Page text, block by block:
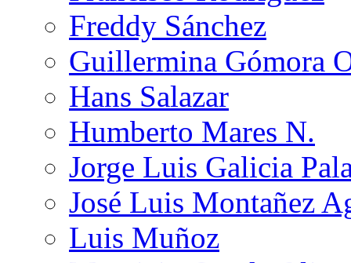
Freddy Sánchez
Guillermina Gómora
Hans Salazar
Humberto Mares N.
Jorge Luis Galicia
José Luis Montañez
Luis Muñoz